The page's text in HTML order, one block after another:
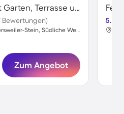
Tolles Ferienhaus mit Garten, Terrasse und Grill | Naturblick
Bewertungen)
Feriendorf Eichwald, Gossersweiler-Stein, Südliche Weinstraße
Zum Angebot
5.0